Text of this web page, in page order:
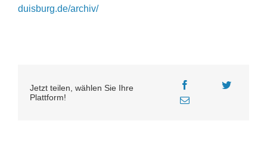
duisburg.de/archiv/
Jetzt teilen, wählen Sie Ihre
Plattform!